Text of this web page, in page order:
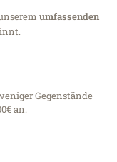
umfassenden
Gegenstände
an.